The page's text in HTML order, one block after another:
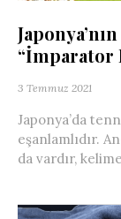
“İmparator
3 Temmuz 2021
Japonya’da
eşanlamlıdır.
da vardır,